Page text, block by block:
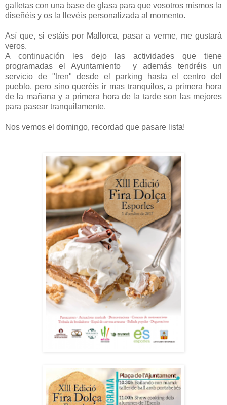
galletas con una base de glasa para que vosotros mismos la
diseñéis y os la llevéis personalizada al momento.
Así que, si estáis por Mallorca, pasar a verme, me gustará
veros.
A continuación les dejo las actividades que tiene
programadas el Ayuntamiento y además tendréis un
servicio de "tren" desde el parking hasta el centro del
pueblo, pero sino queréis ir mas tranquilos, a primera hora
de la mañana y a primera hora de la tarde son las mejores
para pasear tranquilamente.
Nos vemos el domingo, recordad que pasare lista!